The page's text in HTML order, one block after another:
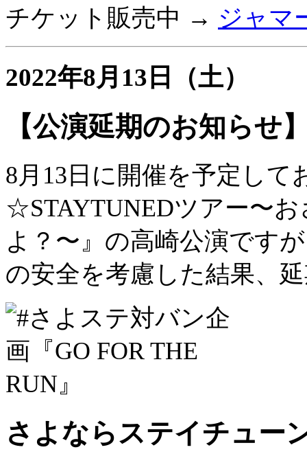
チケット販売中 → ジャマ
2022年8月13日（土）
【公演延期のお知らせ
8月13日に開催を予定し
☆STAYTUNEDツアー〜
よ？〜』の高崎公演です
の安全を考慮した結果、
さよならステイチュー